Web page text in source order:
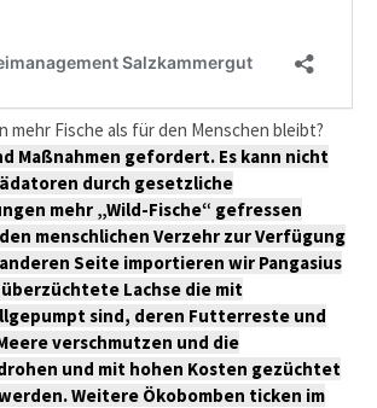
mehr Fische als für den Menschen bleibt?
Maßnahmen gefordert. Es kann nicht
durch gesetzliche
mehr „Wild-Fische“ gefressen
menschlichen Verzehr zur Verfügung
Seite importieren wir Pangasius
überzüchtete Lachse die mit
sind, deren Futterreste und
verschmutzen und die
und mit hohen Kosten gezüchtet
Weitere Ökobomben ticken im